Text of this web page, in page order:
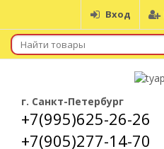
Вход
г. Санкт-Петербург
+7(995)625-26-26
+7(905)277-14-70